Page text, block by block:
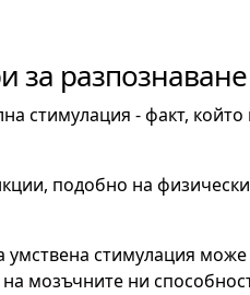
за
стимулация - факт,
подобно на
стимулация
мозъчните ни